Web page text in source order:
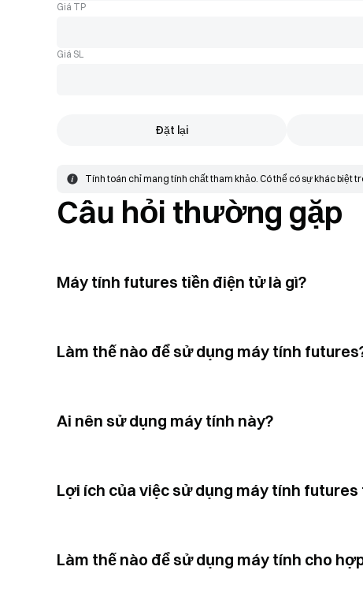
Giá TP
Giá SL
Đặt lại
Tính toán chỉ mang tính chất tham khảo. Có thể có sự khác biệt
Câu hỏi thường gặp
Máy tính futures tiền điện tử là gì?
Làm thế nào để sử dụng máy tính
Ai nên sử dụng máy tính này?
Lợi ích của việc sử dụng máy tính
Làm thế nào để sử dụng máy tính cho